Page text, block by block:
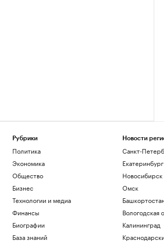
Рубрики
Политика
Экономика
Общество
Бизнес
Технологии и медиа
Финансы
Биографии
База знаний
Новости
Санкт-
Екатеринбург
Новосибирск
Омск
Башкортостан
Вологодская
Калининград